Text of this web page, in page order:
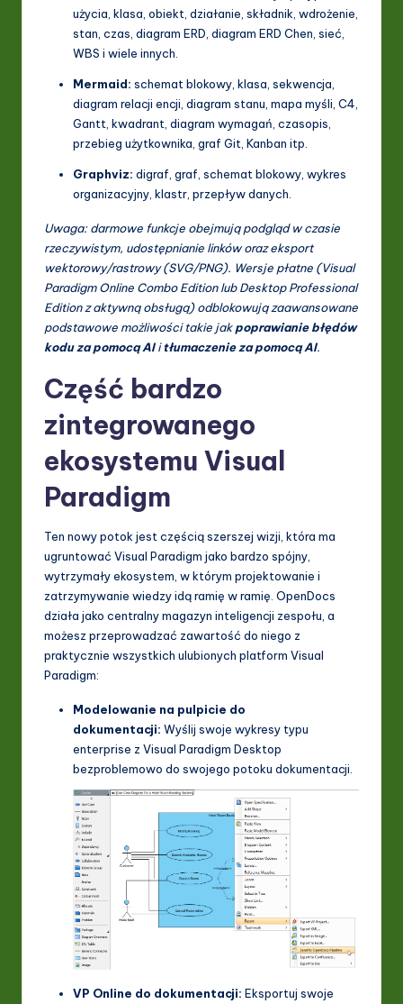
użycia, klasa, obiekt, działanie, składnik, wdrożenie,
stan, czas, diagram ERD, diagram ERD Chen, sieć,
WBS i wiele innych.
Mermaid: schemat blokowy, klasa, sekwencja,
diagram relacji encji, diagram stanu, mapa myśli, C4,
Gantt, kwadrant, diagram wymagań, czasopis,
przebieg użytkownika, graf Git, Kanban itp.
Graphviz: digraf, graf, schemat blokowy, wykres
organizacyjny, klastr, przepływ danych.
Uwaga: darmowe funkcje obejmują podgląd w czasie
rzeczywistym, udostępnianie linków oraz eksport
wektorowy/rastrowy (SVG/PNG). Wersje płatne (Visual
Paradigm Online Combo Edition lub Desktop Professional
Edition z aktywną obsługą) odblokowują zaawansowane
podstawowe możliwości takie jakpoprawianie błędów
kodu za pomocą AIitłumaczenie za pomocą AI.
Część bardzo
zintegrowanego
ekosystemu Visual
Paradigm
Ten nowy potok jest częścią szerszej wizji, która ma
ugruntować Visual Paradigm jako bardzo spójny,
wytrzymały ekosystem, w którym projektowanie i
zatrzymywanie wiedzy idą ramię w ramię. OpenDocs
działa jako centralny magazyn inteligencji zespołu, a
możesz przeprowadzać zawartość do niego z
praktycznie wszystkich ulubionych platform Visual
Paradigm:
Modelowanie na pulpicie do
dokumentacji: Wyślij swoje wykresy typu
enterprise z Visual Paradigm Desktop
bezproblemowo do swojego potoku dokumentacji.
VP Online do dokumentacji: Eksportuj swoje